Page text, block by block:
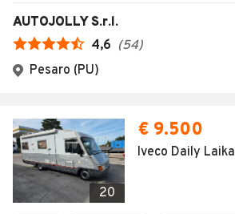
AUTOJOLLY S.r.l.
4,6 (54)
Pesaro (PU)
20
€ 9.500
Iveco Daily Laika